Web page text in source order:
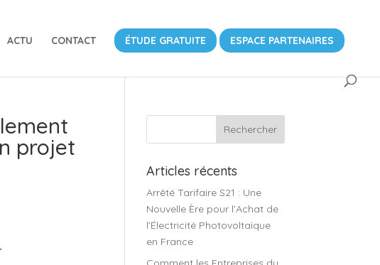
ACTU CONTACT ÉTUDE GRATUITE ESPACE PARTENAIRES
projet
Articles récents
Arrêté Tarifaire S21 : Une
Nouvelle Ère pour l’Achat de
l’Électricité Photovoltaïque
en France